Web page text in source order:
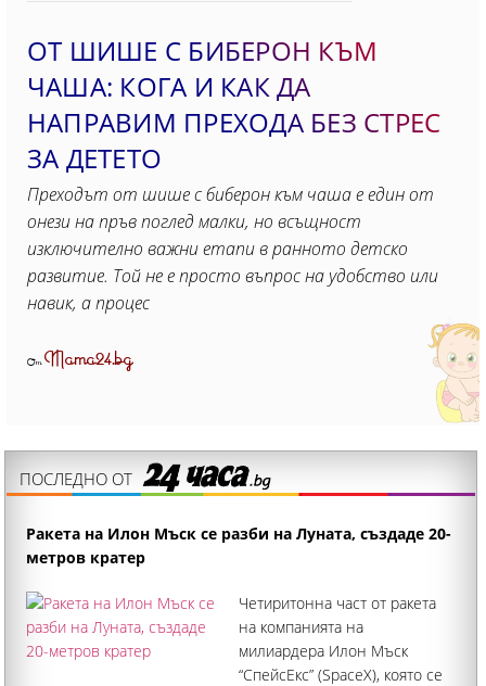
ОТ ШИШЕ С БИБЕРОН КЪМ
ЧАША: КОГА И КАК ДА
НАПРАВИМ ПРЕХОДА БЕЗ СТРЕС
ЗА ДЕТЕТО
Преходът от шише с биберон към чаша е един от
онези на пръв поглед малки, но всъщност
изключително важни етапи в ранното детско
развитие. Той не е просто въпрос на удобство или
навик, а процес
ОтMama24.bg
ПОСЛЕДНО ОТ
Ракета на Илон Мъск се разби на Луната, създаде 20-
метров кратер
Четиритонна част от ракета
на компанията на
милиардера Илон Мъск
“СпейсЕкс” (SpaceX), която се